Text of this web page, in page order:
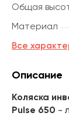
Общая
Материал
Все
Описание
Коляска
Pulse 650 -